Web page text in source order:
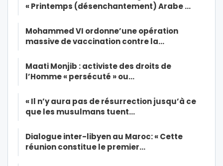
« Printemps (désenchantement) Arabe …
Mohammed VI ordonne’une opération
massive de vaccination contre la…
Maati Monjib : activiste des droits de
l’Homme « persécuté » ou…
« Il n’y aura pas de résurrection jusqu’à ce
que les musulmans tuent…
Dialogue inter-libyen au Maroc: « Cette
réunion constitue le premier…